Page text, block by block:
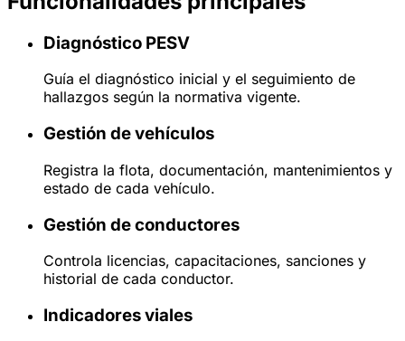
Diagnóstico PESV
Guía el diagnóstico inicial y el seguimiento de
hallazgos según la normativa vigente.
Gestión de vehículos
Registra la flota, documentación, mantenimientos y
estado de cada vehículo.
Gestión de conductores
Controla licencias, capacitaciones, sanciones y
historial de cada conductor.
Indicadores viales